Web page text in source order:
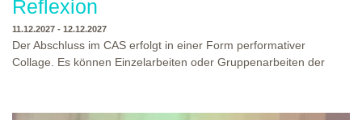
Reflexion
11.12.2027 - 12.12.2027
Der Abschluss im CAS erfolgt in einer Form performativer
Collage. Es können Einzelarbeiten oder Gruppenarbeiten der
Ausbildungsprogramm zu erleben. Die Studierenden des